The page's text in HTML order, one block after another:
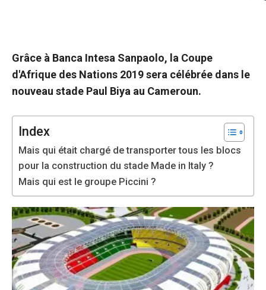
Grâce à Banca Intesa Sanpaolo, la Coupe
d'Afrique des Nations 2019 sera célébrée dans le
nouveau stade Paul Biya au Cameroun.
Index
Mais qui était chargé de transporter tous les blocs
pour la construction du stade Made in Italy ?
Mais qui est le groupe Piccini ?
Nécessaire
sont pas
facultatifs. Ils
sont
fonctionnement
du site web.
Statistiques
Afin
d'améliorer la